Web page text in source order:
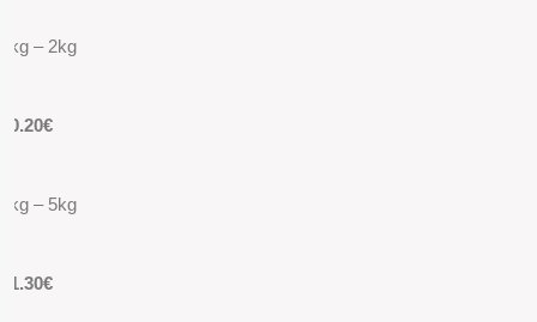
1kg – 2kg
10.20€
2kg – 5kg
11.30€